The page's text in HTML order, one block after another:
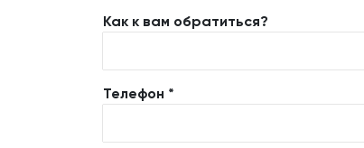
Как к вам обратиться?
Телефон *